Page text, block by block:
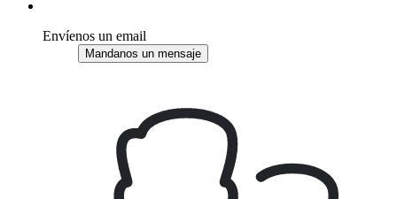
Envíenos un email
Mandanos un mensaje